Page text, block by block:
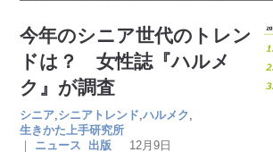
今年のシニア世代のトレン
ドは？ 女性誌『ハルメ
ク』が調査
シニア シニアトレンド ,ハルメク
生きかた上手研究所
｜
ニュース 出版 12月9日